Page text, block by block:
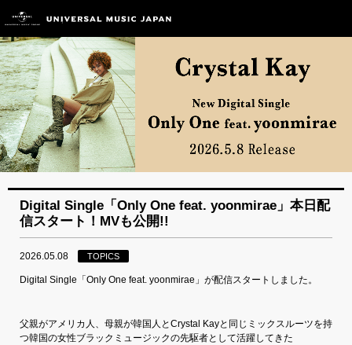
Digital Single「Only One feat. yoonmirae」本日配
信スタート！MVも公開!!
2026.05.08 TOPICS
Digital Single「Only One feat. yoonmirae」が配信スタートしました。
父親がアメリカ人、母親が韓国人とCrystal Kayと同じミックスルーツを持
つ韓国の女性ブラックミュージックの先駆者として活躍してきた